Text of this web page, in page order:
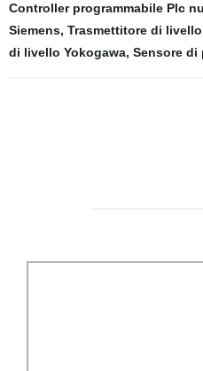
Controller programmabile Plc
Siemens, Trasmettitore di livello
di livello Yokogawa, Sensore di